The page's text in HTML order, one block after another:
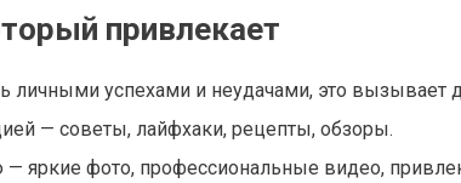
привлекает
личными успехами и неудачами, это вызывает
— советы, лайфхаки, рецепты, обзоры.
яркие фото, профессиональные видео,